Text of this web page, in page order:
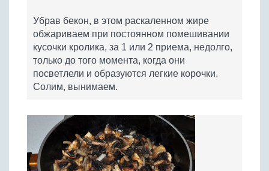
Убрав бекон, в этом раскаленном жире
обжариваем при постоянном помешивании
кусочки кролика, за 1 или 2 приема, недолго,
только до того момента, когда они
посветлели и образуются легкие корочки.
Солим, вынимаем.